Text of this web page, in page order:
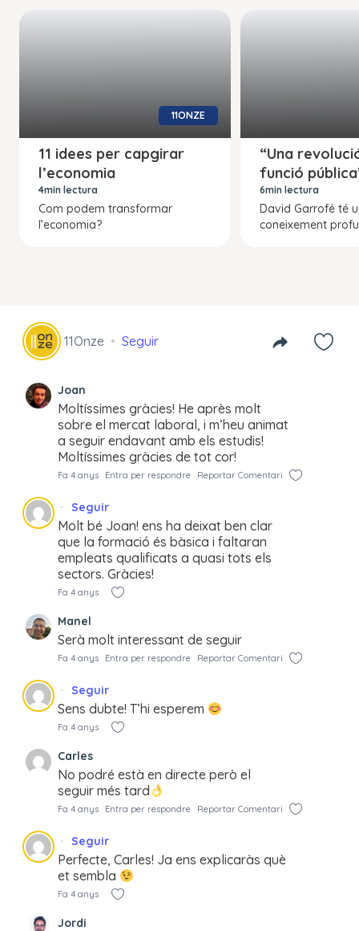
11ONZE
11 idees per capgirar
l’economia
4min lectura
Com podem transformar
l’economia?
“Una
funció
6min lectura
David Garrofé té
coneixement
11Onze Seguir
Joan
Moltíssimes gràcies! He après molt
sobre el mercat laboral, i m’heu animat
a seguir endavant amb els estudis!
Moltíssimes gràcies de tot cor!
Fa 4 anys Entra per respondre Reportar Comentari
Seguir
Molt bé Joan! ens ha deixat ben clar
que la formació és bàsica i faltaran
empleats qualificats a quasi tots els
sectors. Gràcies!
Fa 4 anys
Manel
Serà molt interessant de seguir
Fa 4 anys Entra per respondre Reportar Comentari
Seguir
Sens dubte! T’hi esperem
Fa 4 anys
Carles
No podré està en directe però el
seguir més tard
Fa 4 anys Entra per respondre Reportar Comentari
Seguir
Perfecte, Carles! Ja ens explicaràs què
et sembla
Fa 4 anys
Jordi